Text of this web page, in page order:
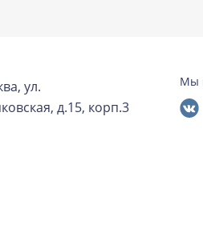
ул.
д.15, корп.3
Мы